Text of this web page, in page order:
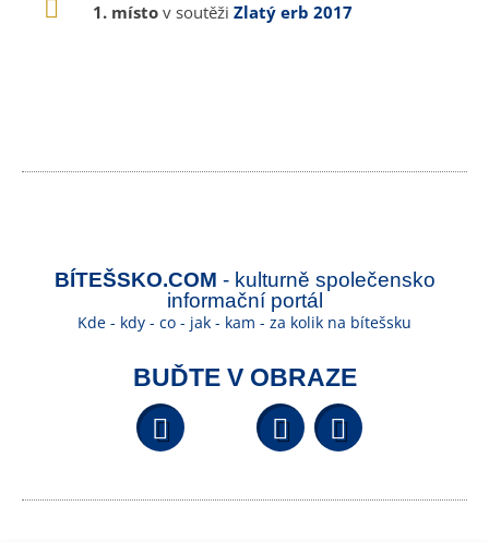
1. místo v soutěži Zlatý erb 2017
BÍTEŠSKO.COM - kulturně společensko
informační portál
Kde - kdy - co - jak - kam - za kolik na bítešsku
BUĎTE V OBRAZE
Facebook YouTube